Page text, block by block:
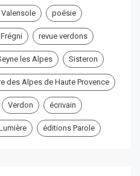
poésie
revue verdons
les Alpes Sisteron
des Alpes de Haute Provence
Verdon écrivain
éditions Parole